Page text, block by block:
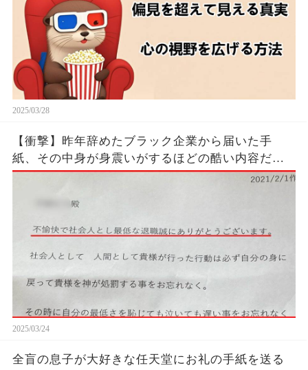
2025/03/28
【衝撃】昨年辞めたブラック企業から届いた手
紙、その中身が身震いがするほどの酷い内容だっ
た…...
2025/03/24
全盲の息子が大好きな任天堂にお礼の手紙を送る